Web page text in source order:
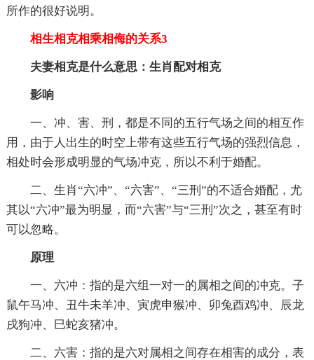
所作的很好说明。
相生相克相乘相侮的关系3
夫妻相克是什么意思：生肖配对相克
影响
一、冲、害、刑，都是不同的五行气场之间的相互作
用，由于人出生的时空上带有这些五行气场的强烈信息，
相处时会形成明显的气场冲克，所以不利于婚配。
二、生肖“六冲”、“六害”、“三刑”的不适合婚配，尤
其以“六冲”最为明显，而“六害”与“三刑”次之，甚至有时
可以忽略。
原理
一、六冲：指的是六组一对一的属相之间的冲克。子
鼠午马冲、丑牛未羊冲、寅虎申猴冲、卯兔酉鸡冲、辰龙
戌狗冲、巳蛇亥猪冲。
二、六害：指的是六对属相之间存在相害的成分，表